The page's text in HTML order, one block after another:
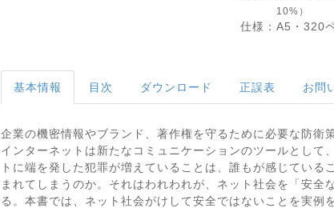
10%）
仕様： A5・ 320
基本情報 目次 ダウンロード 正誤表 お問
企業の機密情報やブランド、著作権を守るために必要な防衛
インターネットは新たなコミュニケーションのツールとし
トに端を発した犯罪が増えていることは、誰もが感じてい
まれてしまうのか。それはわれわれが、ネット社会を「安
る。本書では、ネット社会がけして安全ではないことを実